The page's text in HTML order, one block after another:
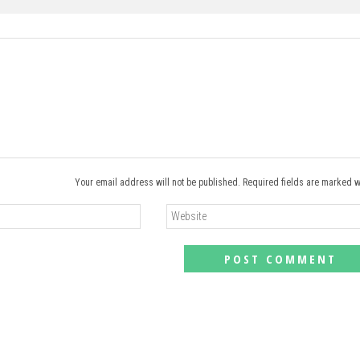
Your email address will not be published. Required fields are marked